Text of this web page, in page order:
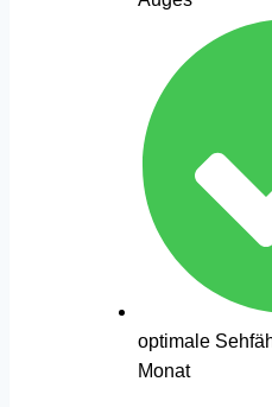
optimale
Monat